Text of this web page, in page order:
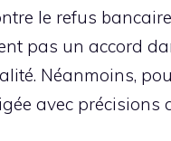
le refus
pas un accord
Néanmoins,
avec précisions